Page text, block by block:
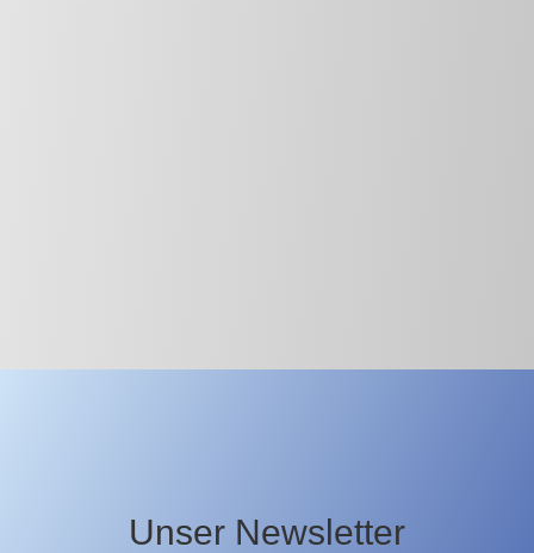
Unser Newsletter